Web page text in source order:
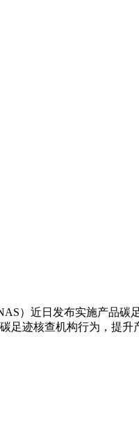
）近日发布实施产品
迹核查机构行为，提